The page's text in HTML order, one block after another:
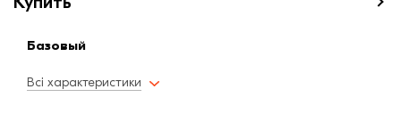
Базовый
Всі характеристики